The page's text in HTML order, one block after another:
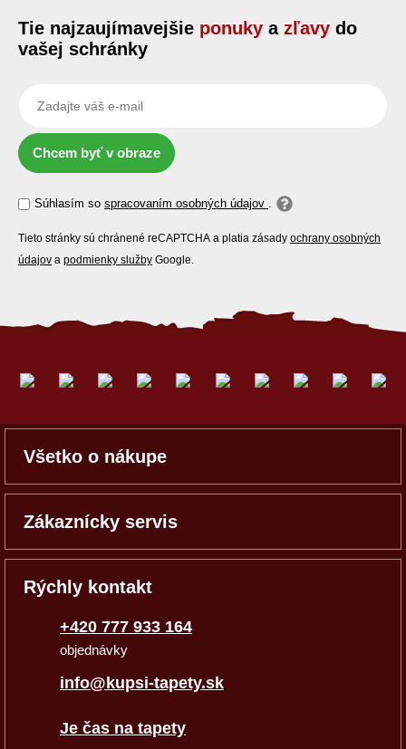
Tie najzaujímavejšie ponuky a zľavy do
vašej schránky
Chcem byť v obraze
Súhlasím so spracovaním osobných údajov .
Tieto stránky sú chránené reCAPTCHA a platia zásady ochrany osobných
údajov a podmienky služby Google.
Všetko o nákupe
Zákaznícky servis
Rýchly kontakt
+420 777 933 164
objednávky
info@kupsi-tapety.sk
Je čas na tapety